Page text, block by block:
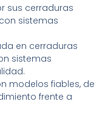
sus cerraduras
sistemas
en cerraduras
sistemas
modelos fiables, de
frente a